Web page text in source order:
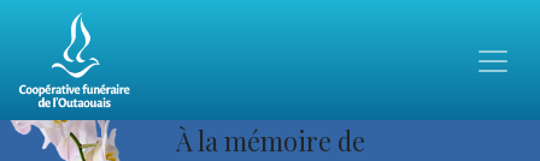
À la mémoire de